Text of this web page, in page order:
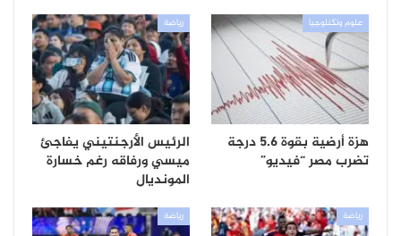
علوم وتكنلوجيا
هزة أرضية بقوة 5.6 درجة
تضرب مصر “فيديو”
رياضة
الرئيس الأرجنتيني يفاجئ
ميسي ورفاقه رغم خسارة
المونديال
رياضة رياضة